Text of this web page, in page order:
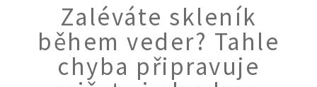
Zaléváte skleník
během veder? Tahle
chyba připravuje